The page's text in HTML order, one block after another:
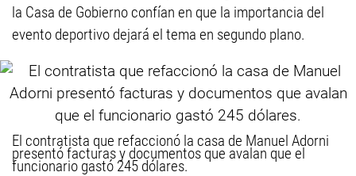
la Casa de Gobierno confían en que la importancia del
evento deportivo dejará el tema en segundo plano.
El contratista que refaccionó la casa de Manuel Adorni
presentó facturas y documentos que avalan que el
funcionario gastó 245 dólares.